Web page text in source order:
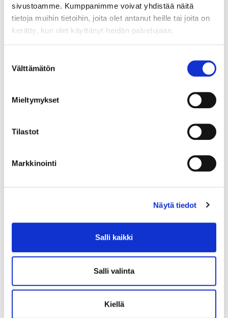
sivustoamme. Kumppanimme voivat yhdistää näitä
tietoja muihin tietoihin, joita olet antanut heille tai joita on
kerätty, kun olet käyttänyt heidän palvelujaan.
valinta
Välttämätön
Mieltymykset
Tilastot
Markkinointi
Näytä tiedot
Salli kaikki
Salli valinta
Kiellä
Otinlusikka, Musla, pituus 205mm, kaiverrettu, 813, Paino: 57,7 g